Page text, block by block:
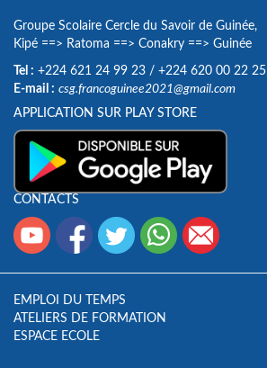
Groupe Scolaire Cercle du Savoir de Guinée,
Kipé ==> Ratoma ==> Conakry ==> Guinée
Tel : +224 621 24 99 23 / +224 620 00 22 25
E-mail : csg.francoguinee2021@gmail.com
APPLICATION SUR PLAY STORE
CONTACTS
EMPLOI DU TEMPS
ATELIERS DE FORMATION
ESPACE ECOLE